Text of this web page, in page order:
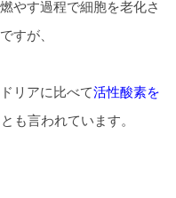
やす過程で細胞を老化さ
すが、
リアに比べて活性酸素を
も言われています。